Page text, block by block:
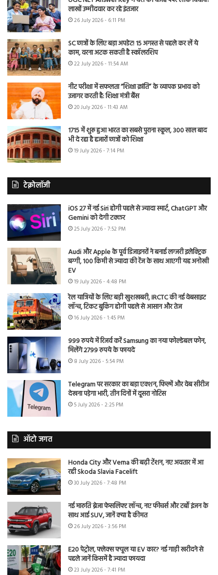
लाखों उम्मीदवार कर रहे इंतजार
26 July 2026 - 6:11 PM
SC छात्रों के लिए बड़ा अपडेट! 15 अगस्त से पहले कर लें ये
काम, वरना अटक सकती है स्कॉलरशिप
22 July 2026 - 11:54 AM
नीट परीक्षा में सफलता “शिक्षा क्रांति” के व्यापक प्रभाव को
उजागर करती है: शिक्षा मंत्री बैंस
20 July 2026 - 11:43 AM
1715 में शुरू हुआ भारत का सबसे पुराना स्कूल, 300 साल बाद
भी दे रहा है हजारों छात्रों को शिक्षा
19 July 2026 - 7:14 PM
टेक्नोलॉजी
iOS 27 में नई Siri होगी पहले से ज्यादा स्मार्ट, ChatGPT और
Gemini को देगी टक्कर
25 July 2026 - 7:52 PM
Audi और Apple के पूर्व डिजाइनरों ने बनाई लग्जरी इलेक्ट्रिक
बग्गी, 100 किमी से ज्यादा की रेंज के साथ आएगी यह अनोखी
EV
19 July 2026 - 4:48 PM
रेल यात्रियों के लिए बड़ी खुशखबरी, IRCTC की नई वेबसाइट
लॉन्च, टिकट बुकिंग होगी पहले से आसान और तेज
16 July 2026 - 1:45 PM
999 रुपये में रिजर्व करें Samsung का नया फोल्डेबल फोन,
मिलेंगे 2799 रुपये के फायदे
8 July 2026 - 5:54 PM
Telegram पर सरकार का बड़ा एक्शन, फिल्में और वेब सीरीज
देखना पड़ेगा भारी, तीन दिनों में दूसरा नोटिस
5 July 2026 - 2:25 PM
ऑटो जगत
Honda City और Verna की बढ़ी टेंशन, नए अवतार में आ
रही Skoda Slavia Facelift
30 July 2026 - 7:48 PM
नई मारुति ब्रेजा फेसलिफ्ट लॉन्च, नए फीचर्स और टर्बो इंजन के
साथ आई SUV, जानें क्या है कीमत
26 July 2026 - 3:56 PM
E20 पेट्रोल, फ्लेक्स फ्यूल या EV कार? नई गाड़ी खरीदने से
पहले जानें किसमें है ज्यादा फायदा
23 July 2026 - 7:41 PM